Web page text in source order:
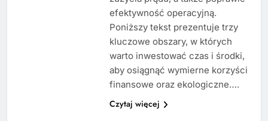
efektywność operacyjną.
Poniższy tekst prezentuje trzy
kluczowe obszary, w których
warto inwestować czas i środki,
aby osiągnąć wymierne korzyści
finansowe oraz ekologiczne….
Czytaj więcej